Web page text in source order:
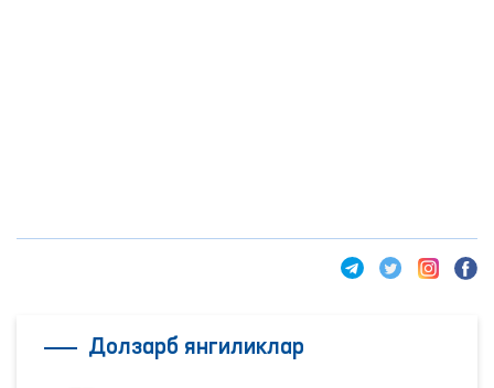
Долзарб янгиликлар